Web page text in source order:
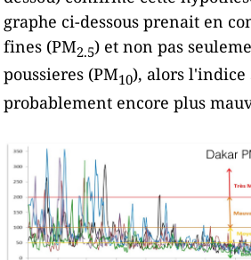
graphe ci-dessous prenait en
fines (PM2.5) et non pas
poussieres (PM10), alors l'indice
probablement encore plus